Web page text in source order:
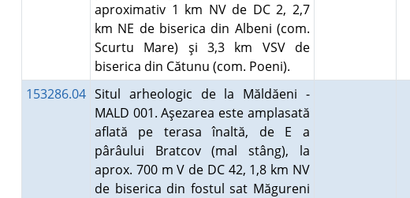
aproximativ 1 km NV de DC 2, 2,7
km NE de biserica din Albeni (com.
Scurtu Mare) şi 3,3 km VSV de
biserica din Cătunu (com. Poeni).
153286.04 Situl arheologic de la Măldăeni -
MALD 001. Aşezarea este amplasată
aflată pe terasa înaltă, de E a
pârâului Bratcov (mal stâng), la
aprox. 700 m V de DC 42, 1,8 km NV
de biserica din fostul sat Măgureni